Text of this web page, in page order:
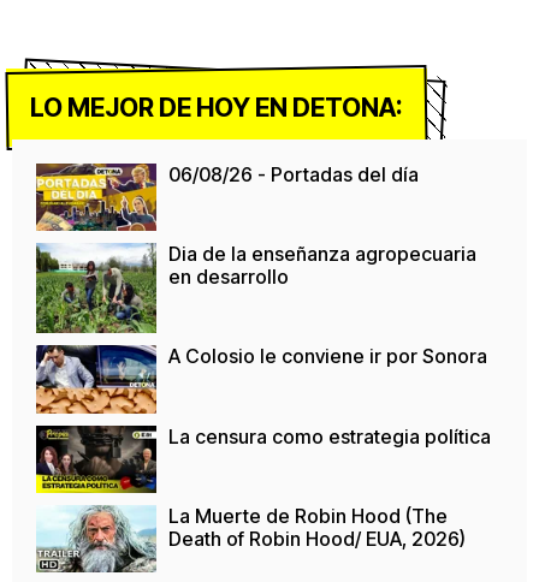
LO MEJOR DE HOY EN DETONA:
06/08/26 - Portadas del día
Dia de la enseñanza agropecuaria
en desarrollo
A Colosio le conviene ir por Sonora
La censura como estrategia política
La Muerte de Robin Hood (The
Death of Robin Hood/ EUA, 2026)